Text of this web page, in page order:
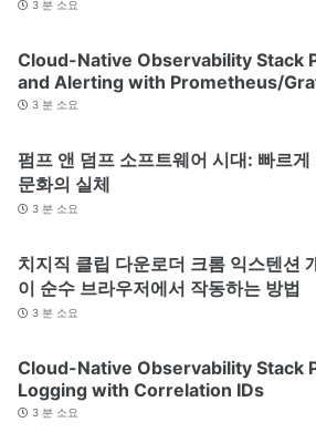
3 분 소요
Cloud-Native Observability Stack
and Alerting with Prometheus/
3 분 소요
펌프 앤 덤프 소프트웨어 시대: 빠르
문화의 실체
3 분 소요
치지직 클립 다운로더 크롬 익스텐션
이 순수 브라우저에서 작동하는 방법
3 분 소요
Cloud-Native Observability Stack
Logging with Correlation IDs
3 분 소요